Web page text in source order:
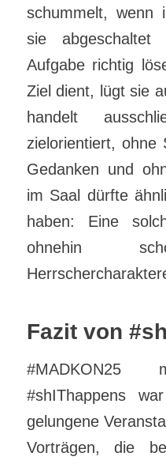
schummelt, wenn
sie
Aufgabe richtig
Ziel dient, lügt sie
handelt
zielorientiert, ohne
Gedanken und
im Saal dürfte
haben: Eine
ohnehin
Fazit von
#shIThappens
gelungene
Vorträgen, die